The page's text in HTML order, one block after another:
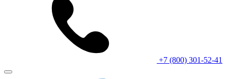
+7 (800) 301-52-41